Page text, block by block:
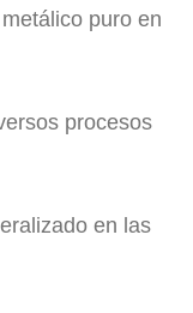
puro en
procesos
en las